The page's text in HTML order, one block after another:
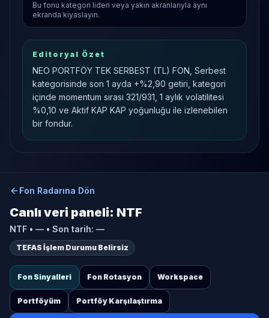
Bu fonu kategori lideri veya yakın akranlarıyla aynı
ekranda kıyaslayın.
Editoryal Özet
NEO PORTFÖY TEK SERBEST (TL) FON, Serbest
kategorisinde son 1 ayda +%2,90 getiri, kategori
içinde momentum sırası 321/931, 1 aylık volatilitesi
%0,10 ve Aktif KAP KAP yoğunluğu ile izlenebilen
bir fondur.
Fon Radarına Dön
Canlı veri paneli: NTF
NTF • — • Son tarih: —
TEFAS İşlem Durumu Belirsiz
Fon Sinyalleri Fon Rotasyon Workspace
Portföyüm Portföy Karşılaştırma